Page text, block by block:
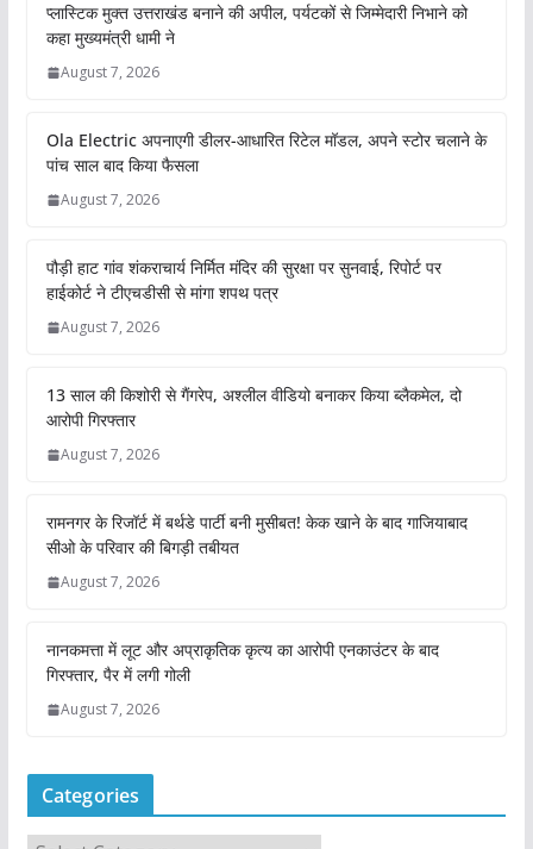
प्लास्टिक मुक्त उत्तराखंड बनाने की अपील, पर्यटकों से जिम्मेदारी निभाने को
कहा मुख्यमंत्री धामी ने
August 7, 2026
Ola Electric अपनाएगी डीलर-आधारित रिटेल मॉडल, अपने स्टोर चलाने के
पांच साल बाद किया फैसला
August 7, 2026
पौड़ी हाट गांव शंकराचार्य निर्मित मंदिर की सुरक्षा पर सुनवाई, रिपोर्ट पर
हाईकोर्ट ने टीएचडीसी से मांगा शपथ पत्र
August 7, 2026
13 साल की किशोरी से गैंगरेप, अश्लील वीडियो बनाकर किया ब्लैकमेल, दो
आरोपी गिरफ्तार
August 7, 2026
रामनगर के रिजॉर्ट में बर्थडे पार्टी बनी मुसीबत! केक खाने के बाद गाजियाबाद
सीओ के परिवार की बिगड़ी तबीयत
August 7, 2026
नानकमत्ता में लूट और अप्राकृतिक कृत्य का आरोपी एनकाउंटर के बाद
गिरफ्तार, पैर में लगी गोली
August 7, 2026
Categories